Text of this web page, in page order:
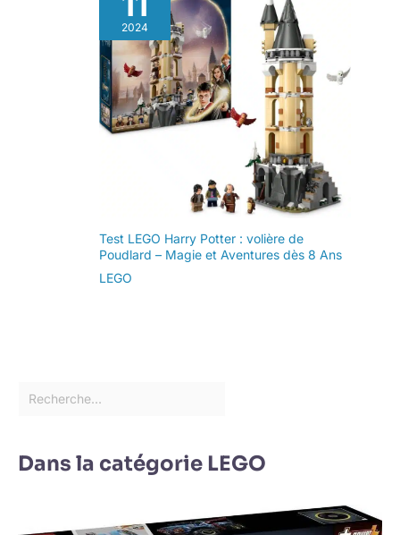
2024
Test LEGO Harry Potter : volière de
Poudlard – Magie et Aventures dès 8 Ans
LEGO
Dans la catégorie LEGO